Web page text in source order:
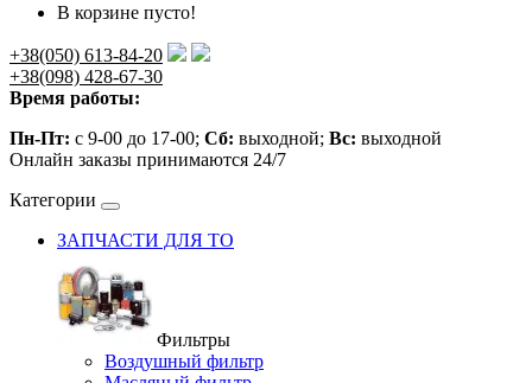
В корзине пусто!
+38(050) 613-84-20
+38(098) 428-67-30
Время работы:
Пн-Пт: с 9-00 до 17-00; Сб: выходной; Вс: выходной
Онлайн заказы принимаются 24/7
Категории
ЗАПЧАСТИ ДЛЯ ТО
Фильтры
Воздушный фильтр